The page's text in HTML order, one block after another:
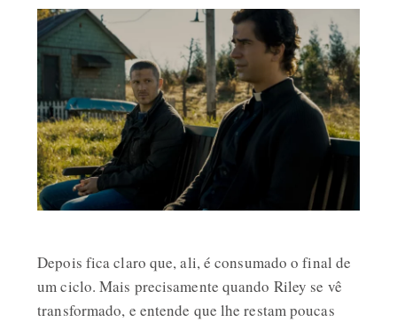
Depois fica claro que, ali, é consumado o final de
um ciclo. Mais precisamente quando Riley se vê
transformado, e entende que lhe restam poucas